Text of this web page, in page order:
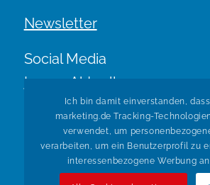
Newsletter
Social Media
Immer Aktuell.
Ich bin damit einverstanden,
marketing.de Tracking-
verwendet, um
verarbeiten, um ein Benutzerprofil zu
interessenbezogene Werbung